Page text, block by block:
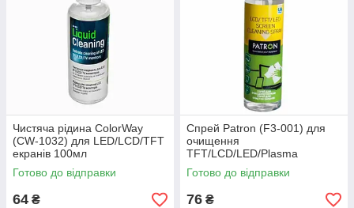
Чистяча рідина ColorWay
(CW-1032) для LED/LCD/TFT
екранів 100мл
Готово до відправки
64 ₴
Спрей Patron (F3-001) для
очищення
TFT/LCD/LED/Plasma
екранів, 250 мл
Готово до відправки
76 ₴